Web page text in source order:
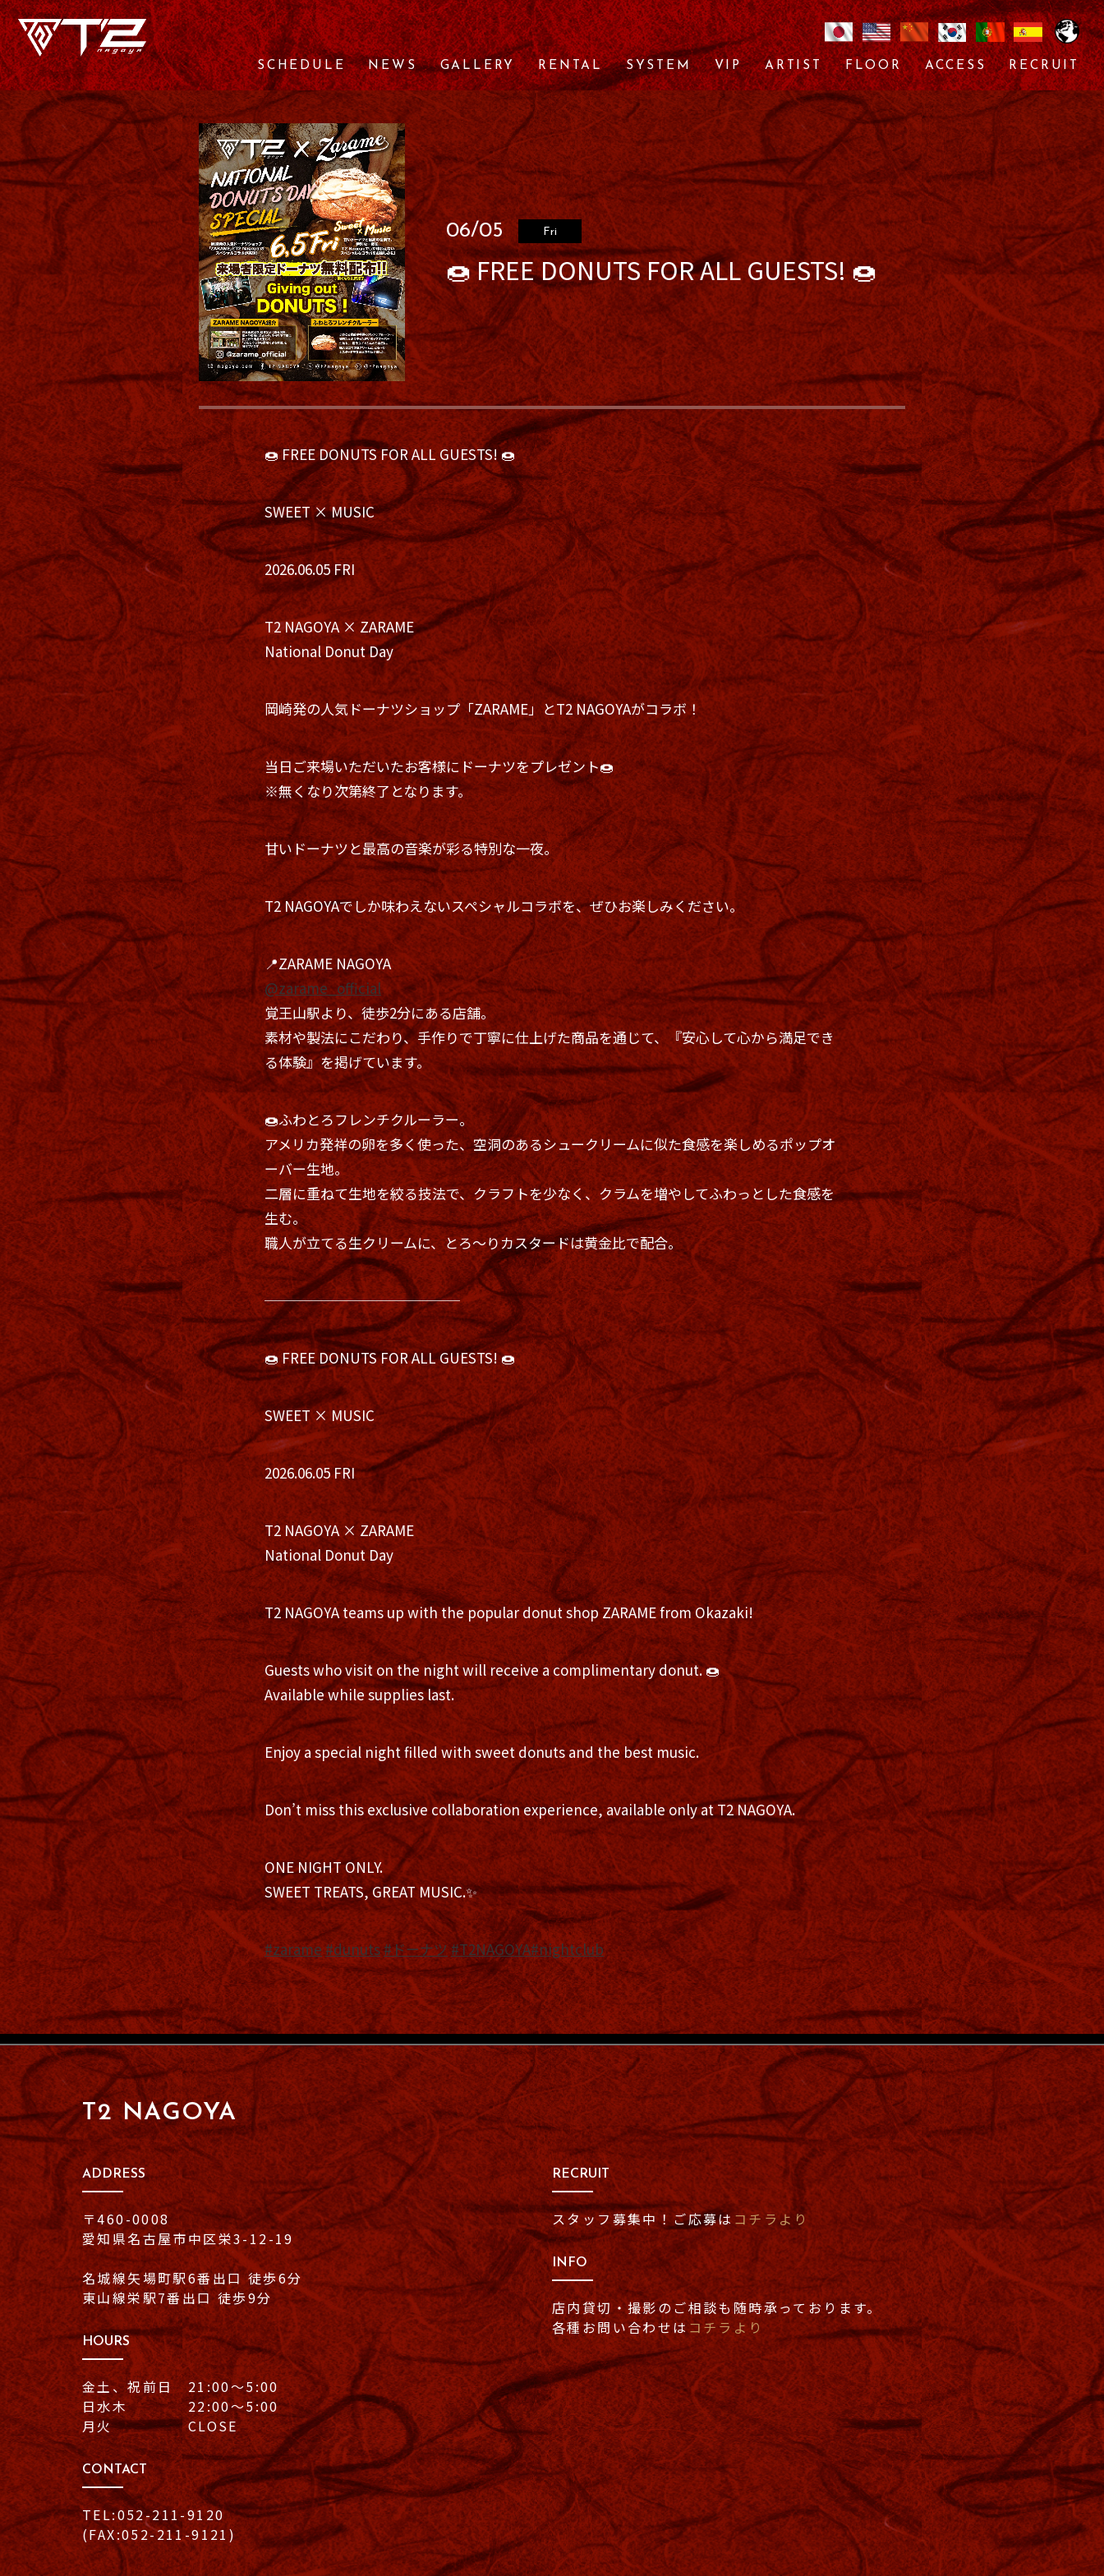
SCHEDULE NEWS GALLERY RENTAL SYSTEM VIP ARTIST FLOOR ACCESS RECRUIT
06/05 Fri
🍩 FREE DONUTS FOR ALL GUESTS! 🍩
🍩 FREE DONUTS FOR ALL GUESTS! 🍩
SWEET × MUSIC
2026.06.05 FRI
T2 NAGOYA × ZARAME
National Donut Day
岡崎発の人気ドーナツショップ「ZARAME」とT2 NAGOYAがコラボ！
当日ご来場いただいたお客様にドーナツをプレゼント🍩
※無くなり次第終了となります。
甘いドーナツと最高の音楽が彩る特別な一夜。
T2 NAGOYAでしか味わえないスペシャルコラボを、ぜひお楽しみください。
📍ZARAME NAGOYA
@zarame_official
覚王山駅より、徒歩2分にある店舗。
素材や製法にこだわり、手作りで丁寧に仕上げた商品を通じて、『安心して心から満足でき
る体験』を掲げています。
🍩ふわとろフレンチクルーラー。
アメリカ発祥の卵を多く使った、空洞のあるシュークリームに似た食感を楽しめるポップオ
ーバー生地。
二層に重ねて生地を絞る技法で、クラフトを少なく、クラムを増やしてふわっとした食感を
生む。
職人が立てる生クリームに、とろ〜りカスタードは黄金比で配合。
──────────────
🍩 FREE DONUTS FOR ALL GUESTS! 🍩
SWEET × MUSIC
2026.06.05 FRI
T2 NAGOYA × ZARAME
National Donut Day
T2 NAGOYA teams up with the popular donut shop ZARAME from Okazaki!
Guests who visit on the night will receive a complimentary donut. 🍩
Available while supplies last.
Enjoy a special night filled with sweet donuts and the best music.
Don’t miss this exclusive collaboration experience, available only at T2 NAGOYA.
ONE NIGHT ONLY.
SWEET TREATS, GREAT MUSIC.✨
#zarame#dunuts#ドーナツ#T2NAGOYA#nightclub
T2 NAGOYA
ADDRESS
〒460-0008
愛知県名古屋市中区栄3-12-19
名城線矢場町駅6番出口 徒歩6分
東山線栄駅7番出口 徒歩9分
HOURS
金土、祝前日 21:00〜5:00
日水木 22:00〜5:00
月火 CLOSE
CONTACT
TEL:052-211-9120
(FAX:052-211-9121)
RECRUIT
スタッフ募集中！ご応募はコチラより
INFO
店内貸切・撮影のご相談も随時承っております。
各種お問い合わせはコチラより